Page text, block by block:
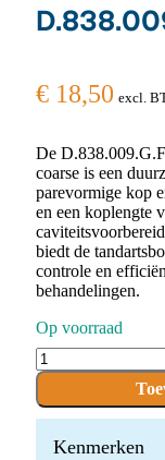
€ 18,50 excl.
De
coarse is een
parevormige kop
en een koplengte
biedt de
controle en
behandelingen.
Op voorraad
D.838.009.G.FG
x
Boren
quantity
Kenmerken